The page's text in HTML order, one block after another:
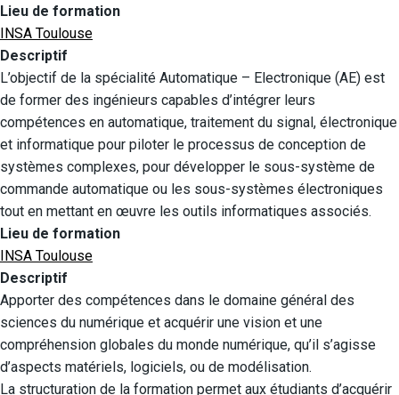
Lieu de formation
INSA Toulouse
Descriptif
L’objectif de la spécialité Automatique – Electronique (AE) est
de former des ingénieurs capables d’intégrer leurs
compétences en automatique, traitement du signal, électronique
et informatique pour piloter le processus de conception de
systèmes complexes, pour développer le sous-système de
commande automatique ou les sous-systèmes électroniques
tout en mettant en œuvre les outils informatiques associés.
Lieu de formation
INSA Toulouse
Descriptif
Apporter des compétences dans le domaine général des
sciences du numérique et acquérir une vision et une
compréhension globales du monde numérique, qu’il s’agisse
d’aspects matériels, logiciels, ou de modélisation.
La structuration de la formation permet aux étudiants d’acquérir